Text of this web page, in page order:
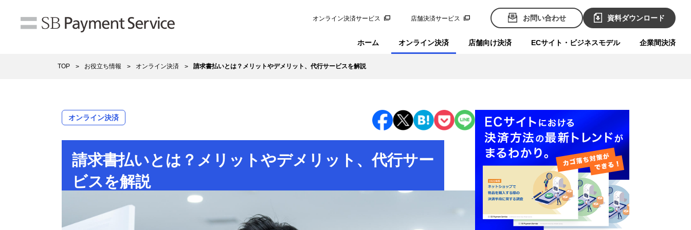
お問い合わせ 資料ダウンロード
オンライン決済サービス 店舗決済サービス
ホーム オンライン決済 店舗向け決済 ECサイト・ビジネスモデル 企業間決済
TOP お役立ち情報 オンライン決済 請求書払いとは？メリットやデメリット、代行サービスを解説
オンライン決済
請求書払いとは？メリットやデメリット、代行サー
ビスを解説